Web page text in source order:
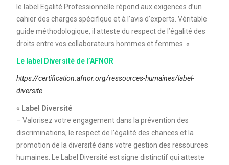
le label Egalité Professionnelle répond aux exigences d’un
cahier des charges spécifique et à l’avis d’experts. Véritable
guide méthodologique, il atteste du respect de l’égalité des
droits entre vos collaborateurs hommes et femmes. «
Le label Diversité de l’AFNOR
https://certification.afnor.org/ressources-humaines/label-
diversite
« Label Diversité
– Valorisez votre engagement dans la prévention des
discriminations, le respect de l’égalité des chances et la
promotion de la diversité dans votre gestion des ressources
humaines. Le Label Diversité est signe distinctif qui atteste